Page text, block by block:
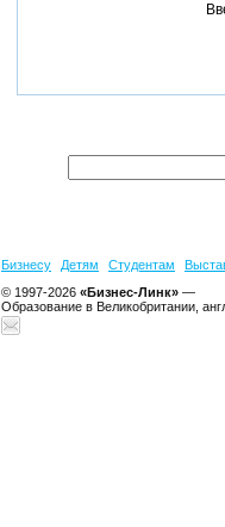
Бизнесу Детям Студентам
© 1997-2026 «Бизнес-Линк» —
Образование в Великобритании,